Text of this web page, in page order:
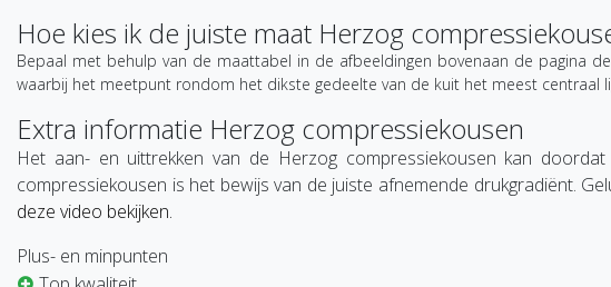
Hoe kies ik de juiste maat Herzog
Bepaal met behulp van de maattabel in de afbeeldingen bovenaan de pagina
waarbij het meetpunt rondom het dikste gedeelte van de kuit het meest centraal
Extra informatie Herzog compressiekousen
Het aan- en uittrekken van de Herzog compressiekousen kan
compressiekousen is het bewijs van de juiste afnemende drukgradiënt.
deze video bekijken.
Plus- en minpunten